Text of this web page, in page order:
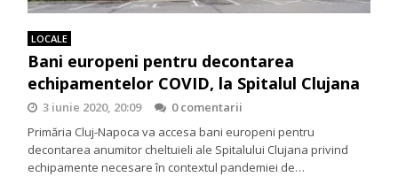
LOCALE
Bani europeni pentru decontarea
echipamentelor COVID, la Spitalul Clujana
3 iunie 2020, 20:09
0 comentarii
Primăria Cluj-Napoca va accesa bani europeni pentru
decontarea anumitor cheltuieli ale Spitalului Clujana privind
echipamente necesare în contextul pandemiei de…